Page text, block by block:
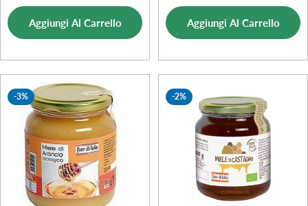
di
vendita
normale
Aggiungi Al Carrello
vendita
Aggiungi Al Carrello
-3% -2%